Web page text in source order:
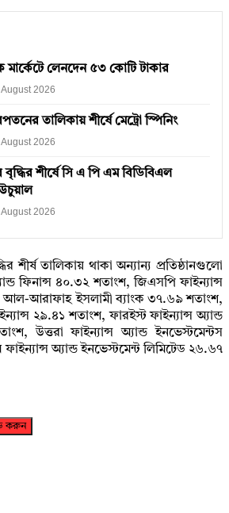
মার্কেটে লেনদেন ৫৩ কোটি টাকার
2026
তালিকায় শীর্ষে মেট্রো স্পিনিং
2026
বৃদ্ধির শীর্ষে সি এ পি এম বিডিবিএল
2026
শীর্ষ তালিকায় থাকা অন্যান্য প্রতিষ্ঠানগুলো
ফিনান্স ৪০.৩২ শতাংশ, জিএসপি ফাইন্যান্স
আল-আরাফাহ ইসলামী ব্যাংক ৩৭.৬৯ শতাংশ,
২৯.৪১ শতাংশ, ফারইস্ট ফাইন্যান্স অ্যান্ড
উত্তরা ফাইন্যান্স অ্যান্ড ইনভেস্টমেন্টস
অ্যান্ড ইনভেস্টমেন্ট লিমিটেড ২৬.৬৭
করুন